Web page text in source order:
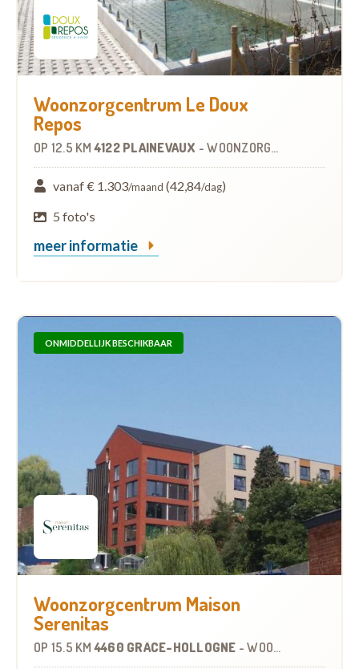
Woonzorgcentrum Le Doux
Repos
OP 12.5 KM 4122 PLAINEVAUX -WOONZORGCENTRUM (WZC)
vanaf € 1.303/maand (42,84/dag)
5 foto's
meer informatie
ONMIDDELLIJK BESCHIKBAAR
Woonzorgcentrum Maison
Serenitas
OP 15.5 KM 4460 GRÂCE-HOLLOGNE -WOONZORGCENTRUM (WZC)